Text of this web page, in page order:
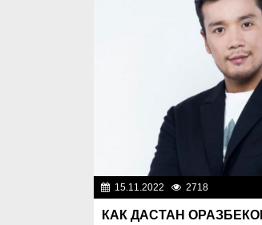
15.11.2022 2718
КАК ДАСТАН